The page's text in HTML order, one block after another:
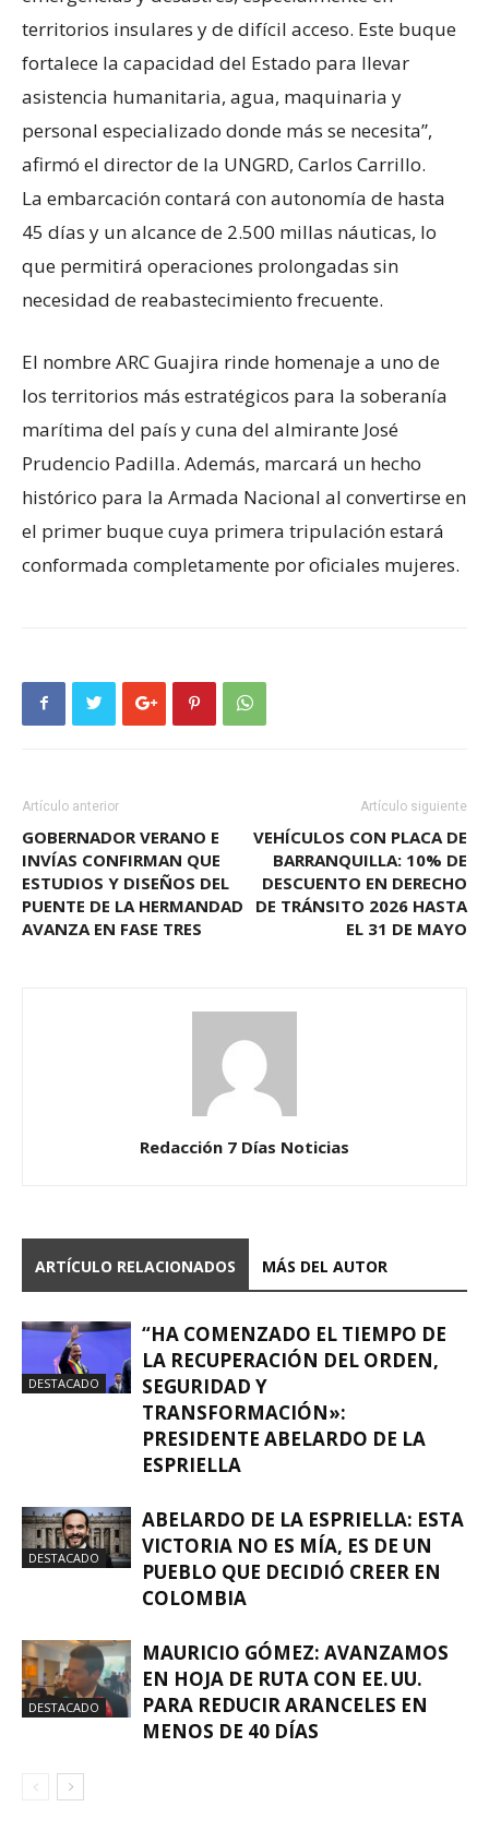
territorios insulares y de difícil acceso. Este buque
fortalece la capacidad del Estado para llevar
asistencia humanitaria, agua, maquinaria y
personal especializado donde más se necesita”,
afirmó el director de la UNGRD, Carlos Carrillo.
La embarcación contará con autonomía de hasta
45 días y un alcance de 2.500 millas náuticas, lo
que permitirá operaciones prolongadas sin
necesidad de reabastecimiento frecuente.
El nombre ARC Guajira rinde homenaje a uno de
los territorios más estratégicos para la soberanía
marítima del país y cuna del almirante José
Prudencio Padilla. Además, marcará un hecho
histórico para la Armada Nacional al convertirse en
el primer buque cuya primera tripulación estará
conformada completamente por oficiales mujeres.
Artículo anterior
GOBERNADOR VERANO E
INVÍAS CONFIRMAN QUE
ESTUDIOS Y DISEÑOS DEL
PUENTE DE LA HERMANDAD
AVANZA EN FASE TRES
Artículo siguiente
VEHÍCULOS CON PLACA DE
BARRANQUILLA: 10% DE
DESCUENTO EN DERECHO
DE TRÁNSITO 2026 HASTA
EL 31 DE MAYO
Redacción 7 Días Noticias
ARTÍCULO RELACIONADOS MÁS DEL AUTOR
DESTACADO
“HA COMENZADO EL TIEMPO DE
LA RECUPERACIÓN DEL ORDEN,
SEGURIDAD Y
TRANSFORMACIÓN»:
PRESIDENTE ABELARDO DE LA
ESPRIELLA
DESTACADO
ABELARDO DE LA ESPRIELLA: ESTA
VICTORIA NO ES MÍA, ES DE UN
PUEBLO QUE DECIDIÓ CREER EN
COLOMBIA
DESTACADO
MAURICIO GÓMEZ: AVANZAMOS
EN HOJA DE RUTA CON EE. UU.
PARA REDUCIR ARANCELES EN
MENOS DE 40 DÍAS